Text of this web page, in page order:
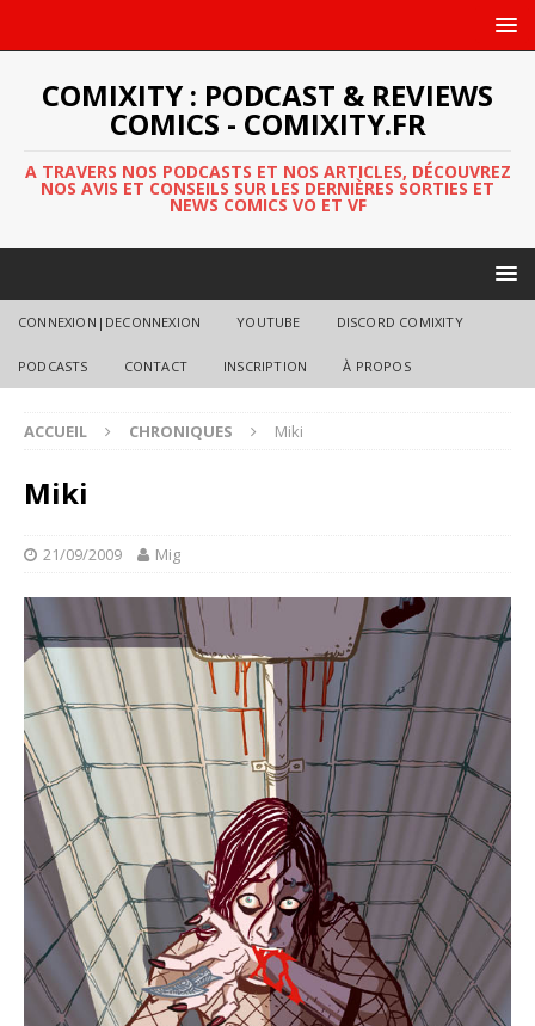
COMIXITY : PODCAST & REVIEWS
COMICS - COMIXITY.FR
A TRAVERS NOS PODCASTS ET NOS ARTICLES, DÉCOUVREZ
NOS AVIS ET CONSEILS SUR LES DERNIÈRES SORTIES ET
NEWS COMICS VO ET VF
CONNEXION|DECONNEXION YOUTUBE DISCORD COMIXITY
PODCASTS CONTACT INSCRIPTION À PROPOS
ACCUEIL CHRONIQUES Miki
Miki
21/09/2009 Mig